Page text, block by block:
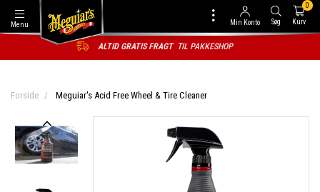
Menu Min Konto Søg Kurv
0
ALTID GRATIS FRAGT TIL PAKKESHOP
Forside Meguiar's Acid Free Wheel & Tire Cleaner